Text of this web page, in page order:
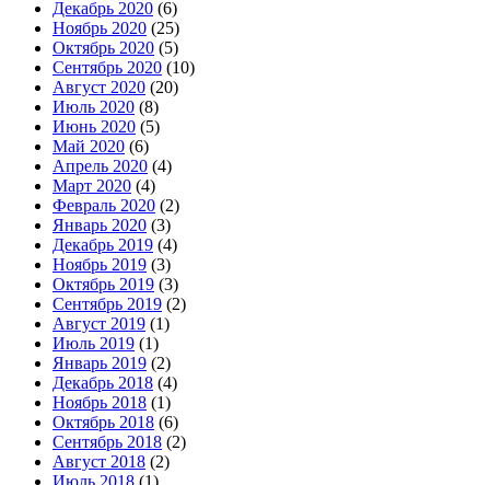
Декабрь 2020 (6)
Ноябрь 2020 (25)
Октябрь 2020 (5)
Сентябрь 2020 (10)
Август 2020 (20)
Июль 2020 (8)
Июнь 2020 (5)
Май 2020 (6)
Апрель 2020 (4)
Март 2020 (4)
Февраль 2020 (2)
Январь 2020 (3)
Декабрь 2019 (4)
Ноябрь 2019 (3)
Октябрь 2019 (3)
Сентябрь 2019 (2)
Август 2019 (1)
Июль 2019 (1)
Январь 2019 (2)
Декабрь 2018 (4)
Ноябрь 2018 (1)
Октябрь 2018 (6)
Сентябрь 2018 (2)
Август 2018 (2)
Июль 2018 (1)